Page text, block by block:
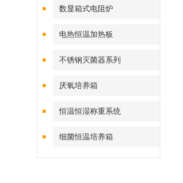
数显箱式电阻炉
电热恒温加热板
不锈钢灭菌器系列
厌氧培养箱
恒温恒湿称重系统
细菌恒温培养箱